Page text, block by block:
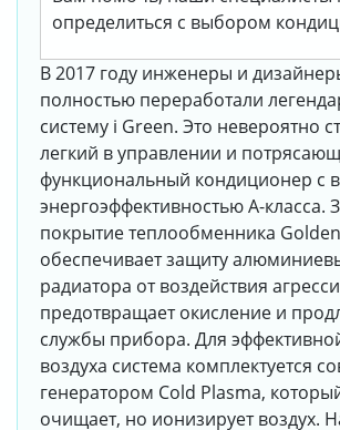
определиться с выбором
В 2017 году инженеры и
полностью переработали
систему i Green. Это невероятно
легкий в управлении и
функциональный кондиционер с
энергоэффективностью А-класса.
покрытие теплообменника
обеспечивает защиту
радиатора от воздействия
предотвращает окисление и
службы прибора. Для
воздуха система комплектуется
генератором Cold Plasma,
очищает, но ионизирует воздух.